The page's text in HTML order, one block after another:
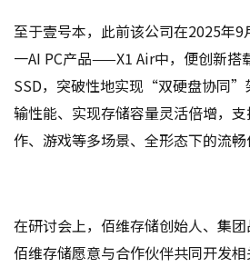
至于壹号本，此前该公司在2025年
一AI PC产品——X1 Air中，便创新搭
SSD，突破性地实现“双硬盘协同”
输性能、实现存储容量灵活倍增，
作、游戏等多场景、全形态下的流畅
在研讨会上，佰维存储创始人、集团
佰维存储愿意与合作伙伴共同开发